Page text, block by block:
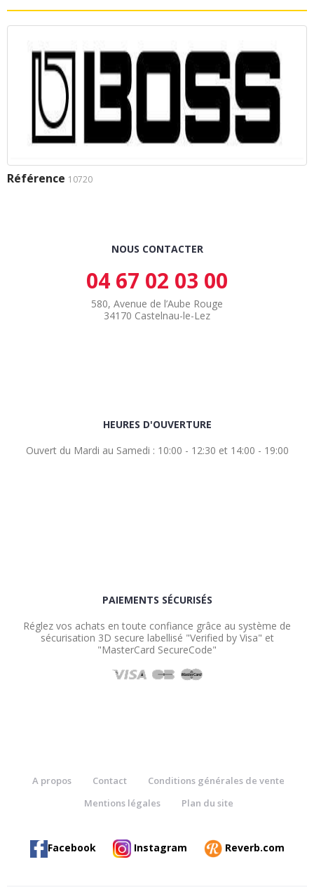
Référence 10720
NOUS CONTACTER
04 67 02 03 00
580, Avenue de l’Aube Rouge
34170 Castelnau-le-Lez
HEURES D'OUVERTURE
Ouvert du Mardi au Samedi : 10:00 - 12:30 et 14:00 - 19:00
PAIEMENTS SÉCURISÉS
Réglez vos achats en toute confiance grâce au système de
sécurisation 3D secure labellisé "Verified by Visa" et
"MasterCard SecureCode"
A propos Contact
Conditions générales de vente
Mentions légales
Plan du site
Facebook Instagram Reverb.com